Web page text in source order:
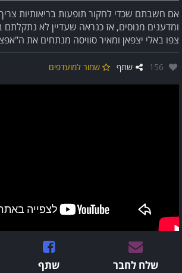
אם חשבתם שכדי לחקור תופעות בריאותיות
ומדענים מנוסים, אז כנראה שעדיין לא
צפו באלי יצפאן ומאיר סוויסה מנתחים את
אהבו:
156 שתף שמור למועדפים
שלח לחבר שתף